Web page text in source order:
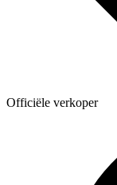
Officiële verkoper